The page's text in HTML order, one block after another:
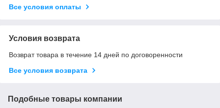
Все условия оплаты
Условия возврата
Возврат товара в течение 14 дней по договоренности
Все условия возврата
Подобные товары компании